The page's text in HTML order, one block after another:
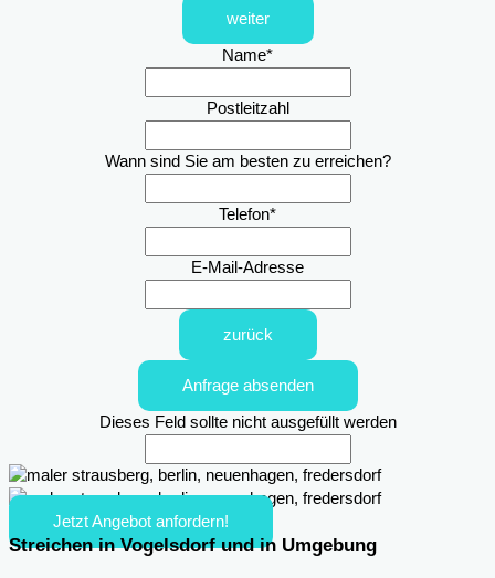
weiter
Name*
Postleitzahl
Wann sind Sie am besten zu erreichen?
Telefon*
E-Mail-Adresse
zurück
Anfrage absenden
Dieses Feld sollte nicht ausgefüllt werden
Jetzt Angebot anfordern!
Streichen in Vogelsdorf und in Umgebung